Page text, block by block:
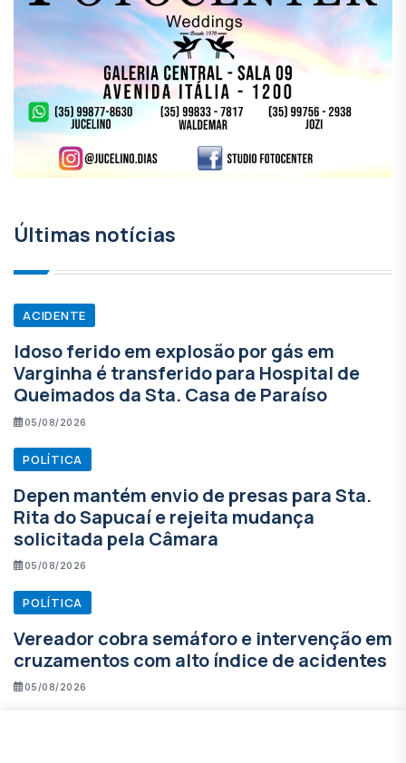
Últimas notícias
ACIDENTE
Idoso ferido em explosão por gás em
Varginha é transferido para Hospital de
Queimados da Sta. Casa de Paraíso
05/08/2026
POLÍTICA
Depen mantém envio de presas para Sta.
Rita do Sapucaí e rejeita mudança
solicitada pela Câmara
05/08/2026
POLÍTICA
Vereador cobra semáforo e intervenção em
cruzamentos com alto índice de acidentes
05/08/2026